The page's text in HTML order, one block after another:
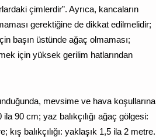
çimlerdir”. Ayrıca, kancaların
gerektiğine de dikkat edilmelidir;
başın üstünde ağaç olmaması;
için yüksek gerilim hatlarından
mevsime ve hava koşullarına
90 cm; yaz balıkçılığı ağaç gölgesi:
balıkçılığı: yaklaşık 1,5 ila 2 metre.